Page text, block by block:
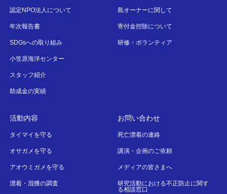
認定NPO法人について
年次報告書
SDGsへの取り組み
小笠原海洋センター
スタッフ紹介
助成金の実績
島オーナーに関して
寄付金控除について
研修・ボランティア
活動内容
タイマイを守る
オサガメを守る
アオウミガメを守る
漂着・混獲の調査
お問い合わせ
死亡漂着の連絡
講演・企画のご依頼
メディアの皆さまへ
研究活動における不正防止に関す
る相談窓口